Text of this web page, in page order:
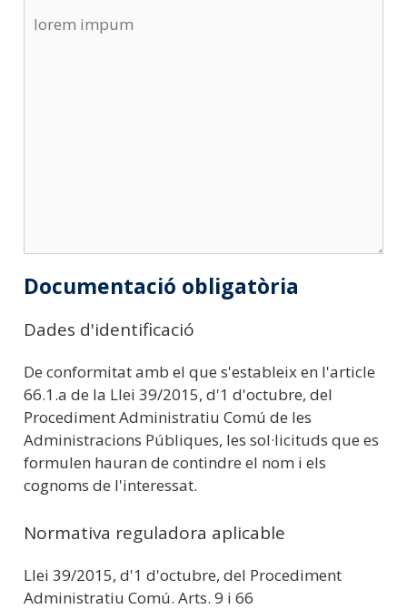
Documentació obligatòria
Dades d'identificació
De conformitat amb el que s'estableix en l'article
66.1.a de la Llei 39/2015, d'1 d'octubre, del
Procediment Administratiu Comú de les
Administracions Públiques, les sol·licituds que es
formulen hauran de contindre el nom i els
cognoms de l'interessat.
Normativa reguladora aplicable
Llei 39/2015, d'1 d'octubre, del Procediment
Administratiu Comú. Arts. 9 i 66